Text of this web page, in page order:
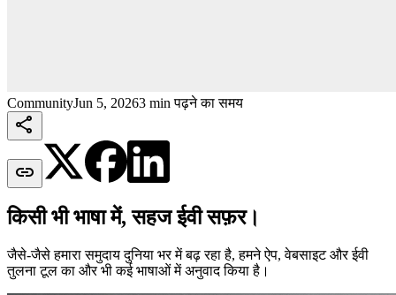
CommunityJun 5, 20263 min पढ़ने का समय


किसी भी भाषा में, सहज ईवी सफ़र।
जैसे-जैसे हमारा समुदाय दुनिया भर में बढ़ रहा है, हमने ऐप, वेबसाइट और ईवी
तुलना टूल का और भी कई भाषाओं में अनुवाद किया है।